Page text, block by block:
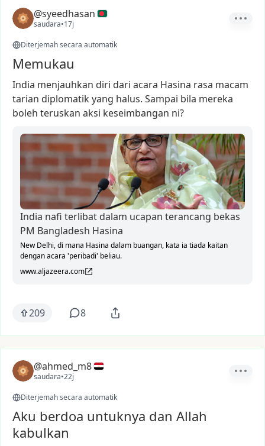
@syeedhasan
saudara•17j
Diterjemah secara automatik
Memukau
India menjauhkan diri dari acara Hasina rasa macam
tarian diplomatikyang halus. Sampai bila mereka
boleh teruskan aksi keseimbangan ni?
India nafi terlibat dalam ucapan terancang bekas
PM Bangladesh Hasina
New Delhi, di mana Hasina dalam buangan, kata ia ⁠tiada kaitan
dengan acara 'peribadi' beliau.
www.aljazeera.com
209 8
@ahmed_m8
saudara•22j
Diterjemah secara automatik
Aku berdoa untuknya dan Allah
kabulkan